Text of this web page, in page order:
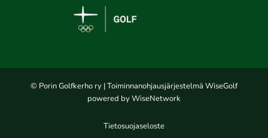
© Porin Golfkerho ry | Toiminnanohjausjärjestelmä WiseGolf
powered by WiseNetwork
Tietosuojaseloste